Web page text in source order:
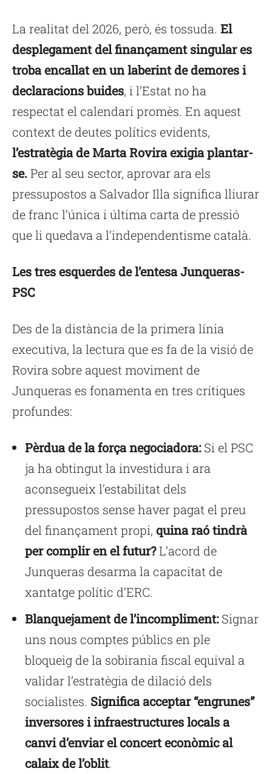
La realitat del 2026, però, és tossuda. El
desplegament del finançament singular es
troba encallat en un laberint de demores i
declaracions buides, i l’Estat no ha
respectat el calendari promès. En aquest
context de deutes polítics evidents,
l’estratègia de Marta Rovira exigia plantar-
se.Per al seu sector, aprovar ara els
pressupostos a Salvador Illa significa lliurar
de franc l’única i última carta de pressió
que li quedava a l’independentisme català.
Les tres esquerdes de l’entesa Junqueras-
PSC
Des de la distància de la primera línia
executiva, la lectura que es fa de la visió de
Rovira sobre aquest moviment de
Junqueras es fonamenta en tres crítiques
profundes:
Pèrdua de la força negociadora:Si el PSC
ja ha obtingut la investidura i ara
aconsegueix l’estabilitat dels
pressupostos sense haver pagat el preu
del finançament propi, quina raó tindrà
per complir en el futur?L’acord de
Junqueras desarma la capacitat de
xantatge polític d’ERC.
Blanquejament de l’incompliment:Signar
uns nous comptes públics en ple
bloqueig de la sobirania fiscal equival a
validar l’estratègia de dilació dels
socialistes. Significa acceptar “engrunes”
inversores i infraestructures locals a
canvi d’enviar el concert econòmic al
calaix de l’oblit.